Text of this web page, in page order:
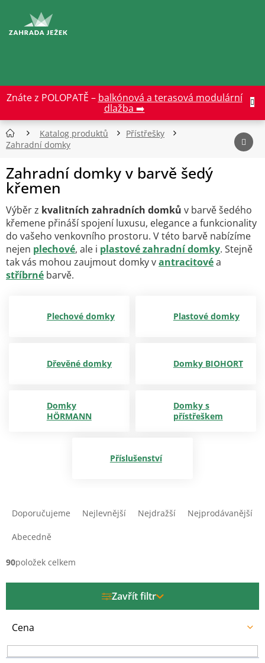
obsah
Znáte z POLOPATĚ – balkónová a terasová modulární
dlažba ➡️
Katalog produktů
Přístřešky
Zahradní domky
Zahradní domky v barvě šedý
křemen
Výběr z kvalitních zahradních domků v barvě šedého
křemene přináší spojení luxusu, elegance a funkcionality
do vašeho venkovního prostoru. V této barvě nabízíme
nejen plechové, ale i plastové zahradní domky. Stejně
tak vás mohou zaujmout domky vantracitovéa
stříbrné barvě.
Plechové domky Plastové domky
Dřevěné domky Domky BIOHORT
Domky
HÖRMANN
Domky s
přístřeškem
Příslušenství
í
k
t
Doporučujeme Nejlevnější Nejdražší Nejprodávanější
Abecedně
90položek celkem
Zavřít filtr
Cena